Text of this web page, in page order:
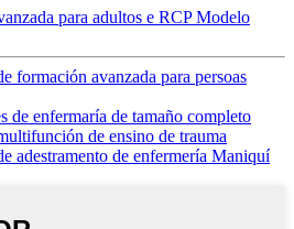
para adultos e RCP Modelo
formación avanzada para persoas
de enfermaría de tamaño completo
de ensino de trauma
adestramento de enfermería Maniquí